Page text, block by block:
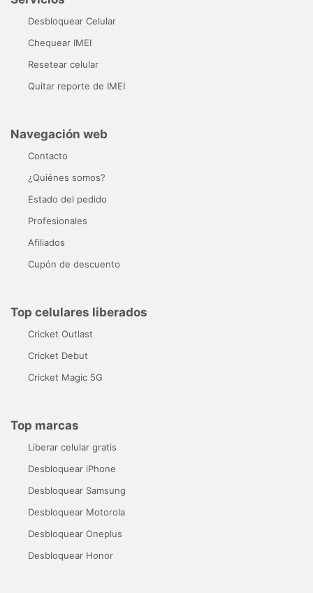
Desbloquear Celular
Chequear IMEI
Resetear celular
Quitar reporte de IMEI
Navegación web
Contacto
¿Quiénes somos?
Estado del pedido
Profesionales
Afiliados
Cupón de descuento
Top celulares liberados
Cricket Outlast
Cricket Debut
Cricket Magic 5G
Top marcas
Liberar celular gratis
Desbloquear iPhone
Desbloquear Samsung
Desbloquear Motorola
Desbloquear Oneplus
Desbloquear Honor